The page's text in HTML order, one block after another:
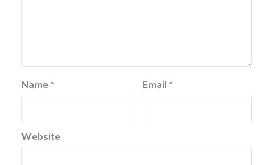
Name * Email *
Website